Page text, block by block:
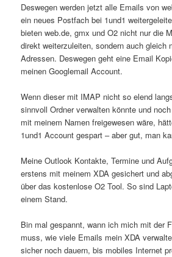
Deswegen werden jetzt alle Emails von
ein neues Postfach bei 1und1
bieten web.de, gmx und O2 nicht nur die
direkt weiterzuleiten, sondern auch gleich
Adressen. Deswegen geht eine Email
meinen Googlemail Account.
Wenn dieser mit IMAP nicht so elend
sinnvoll Ordner verwalten könnte und
mit meinem Namen freigewesen wäre,
1und1 Account gespart – aber gut, man
Meine Outlook Kontakte, Termine und
erstens mit meinem XDA gesichert und
über das kostenlose O2 Tool. So sind
einem Stand.
Bin mal gespannt, wann ich mich mit der
muss, wie viele Emails mein XDA
sicher noch dauern, bis mobiles Internet